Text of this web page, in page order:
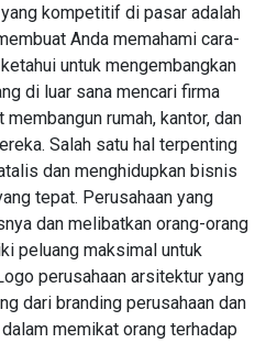
kompetitif di pasar adalah
Anda memahami cara-
untuk mengembangkan
di luar sana mencari firma
rumah, kantor, dan
Salah satu hal terpenting
dan menghidupkan bisnis
tepat. Perusahaan yang
dan melibatkan orang-orang
peluang maksimal untuk
perusahaan arsitektur yang
dari branding perusahaan dan
memikat orang terhadap